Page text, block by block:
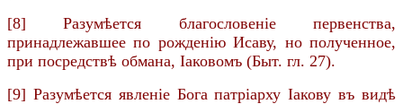
[8] Разумѣется благословеніе первенства,
принадлежавшее по рожденію Исаву, но полученное,
при посредствѣ обмана, Іаковомъ (Быт. гл. 27).
[9] Разумѣется явленіе Бога патріарху Іакову въ видѣ